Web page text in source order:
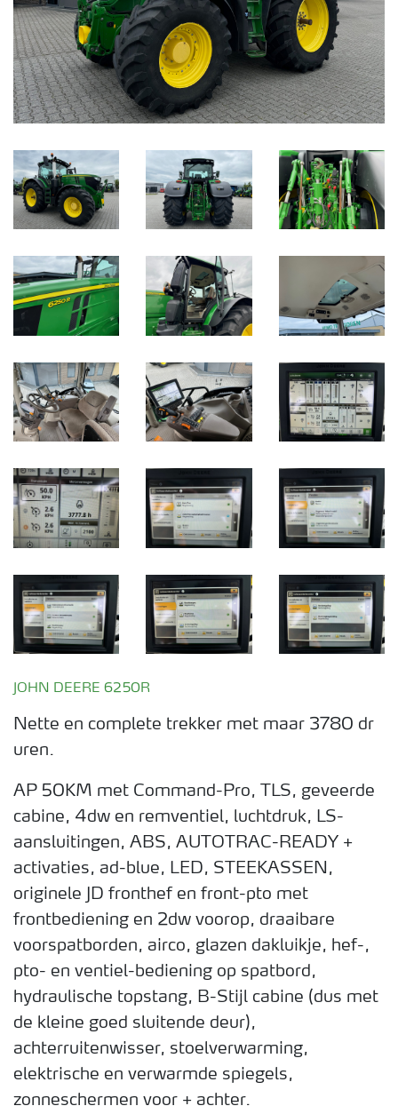
JOHN DEERE 6250R
Nette en complete trekker met maar 3780 dr
uren.
AP 50KM met Command-Pro, TLS, geveerde
cabine, 4dw en remventiel, luchtdruk, LS-
aansluitingen, ABS, AUTOTRAC-READY +
activaties, ad-blue, LED, STEEKASSEN,
originele JD fronthef en front-pto met
frontbediening en 2dw voorop, draaibare
voorspatborden, airco, glazen dakluikje, hef-,
pto- en ventiel-bediening op spatbord,
hydraulische topstang, B-Stijl cabine (dus met
de kleine goed sluitende deur),
achterruitenwisser, stoelverwarming,
elektrische en verwarmde spiegels,
zonneschermen voor + achter.